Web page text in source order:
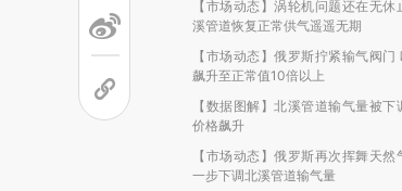
【市场动态】涡轮机问题还在无
溪管道恢复正常供气遥遥无期
【市场动态】俄罗斯拧紧输气阀门
飙升至正常值10倍以上
【数据图解】北溪管道输气量被
价格飙升
【市场动态】俄罗斯再次挥舞天
一步下调北溪管道输气量